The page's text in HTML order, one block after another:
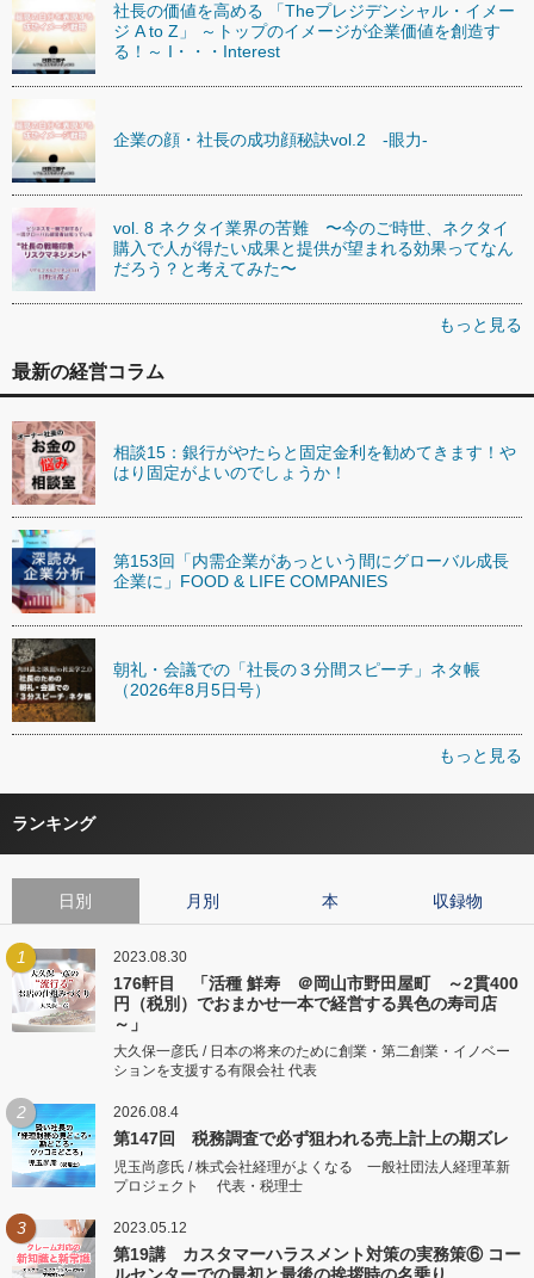
社長の価値を高める 「Theプレジデンシャル・イメー
ジ A to Z」 ～トップのイメージが企業価値を創造す
る！～ I・・・Interest
企業の顔・社長の成功顔秘訣vol.2 -眼力-
vol. 8 ネクタイ業界の苦難 〜今のご時世、ネクタイ
購入で人が得たい成果と提供が望まれる効果ってなん
だろう？と考えてみた〜
もっと見る
最新の経営コラム
相談15：銀行がやたらと固定金利を勧めてきます！や
はり固定がよいのでしょうか！
第153回「内需企業があっという間にグローバル成長
企業に」FOOD & LIFE COMPANIES
朝礼・会議での「社長の３分間スピーチ」ネタ帳
（2026年8月5日号）
もっと見る
ランキング
日別 月別 本 収録物
1 2023.08.30
176軒目 「活種 鮮寿 ＠岡山市野田屋町 ～2貫400
円（税別）でおまかせ一本で経営する異色の寿司店
～」
大久保一彦氏 / 日本の将来のために創業・第二創業・イノベー
ションを支援する有限会社 代表
2 2026.08.4
第147回 税務調査で必ず狙われる売上計上の期ズレ
児玉尚彦氏 / 株式会社経理がよくなる 一般社団法人経理革新
プロジェクト 代表・税理士
3 2023.05.12
第19講 カスタマーハラスメント対策の実務策⑥ コー